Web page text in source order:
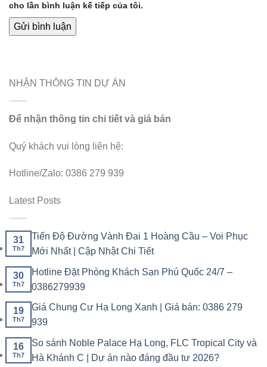
cho lần bình luận kế tiếp của tôi.
NHẬN THÔNG TIN DỰ ÁN
Để nhận thông tin chi tiết và giá bán
Quý khách vui lòng liên hệ:
Hotline/Zalo: 0386 279 939
Latest Posts
31
Th7
Tiến Độ Đường Vành Đai 1 Hoàng Cầu – Voi Phục
Mới Nhất | Cập Nhật Chi Tiết
30
Th7
Hotline Đặt Phòng Khách Sạn Phú Quốc 24/7 –
0386279939
19
Th7
Giá Chung Cư Hạ Long Xanh | Giá bán: 0386 279
939
16
Th7
So sánh Noble Palace Hạ Long, FLC Tropical City và
Hà Khánh C | Dự án nào đáng đầu tư 2026?